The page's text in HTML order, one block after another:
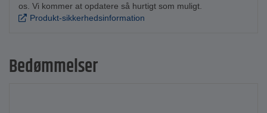
os. Vi kommer at opdatere så hurtigt som muligt.
Produkt-sikkerhedsinformation
Bedømmelser